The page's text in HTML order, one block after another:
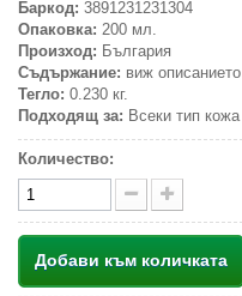
Баркод: 3891231231304
Опаковка: 200 мл.
Произход: България
Съдържание: виж описанието
Тегло: 0.230 кг.
Подходящ за: Всеки тип кожа
Количество:
Добави към количката